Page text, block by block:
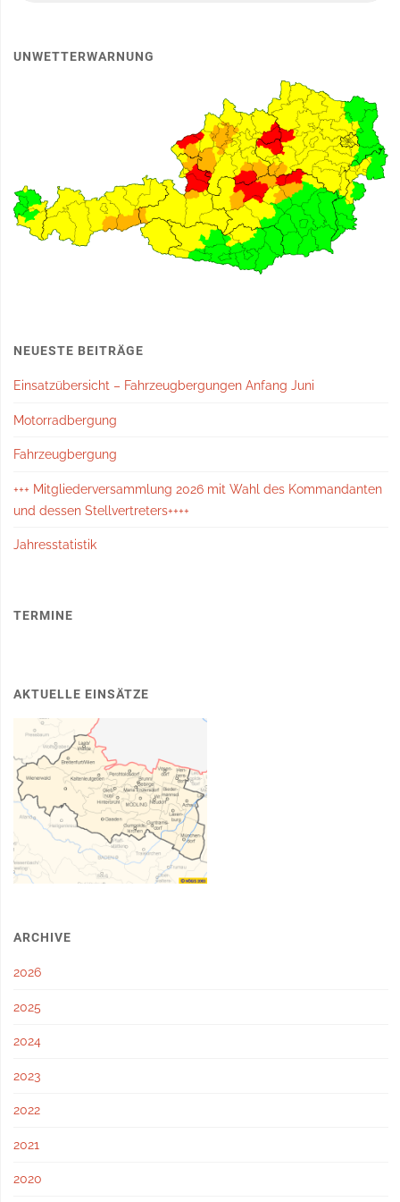
UNWETTERWARNUNG
NEUESTE BEITRÄGE
Einsatzübersicht – Fahrzeugbergungen Anfang Juni
Motorradbergung
Fahrzeugbergung
+++ Mitgliederversammlung 2026 mit Wahl des Kommandanten
und dessen Stellvertreters++++
Jahresstatistik
TERMINE
AKTUELLE EINSÄTZE
ARCHIVE
2026
2025
2024
2023
2022
2021
2020